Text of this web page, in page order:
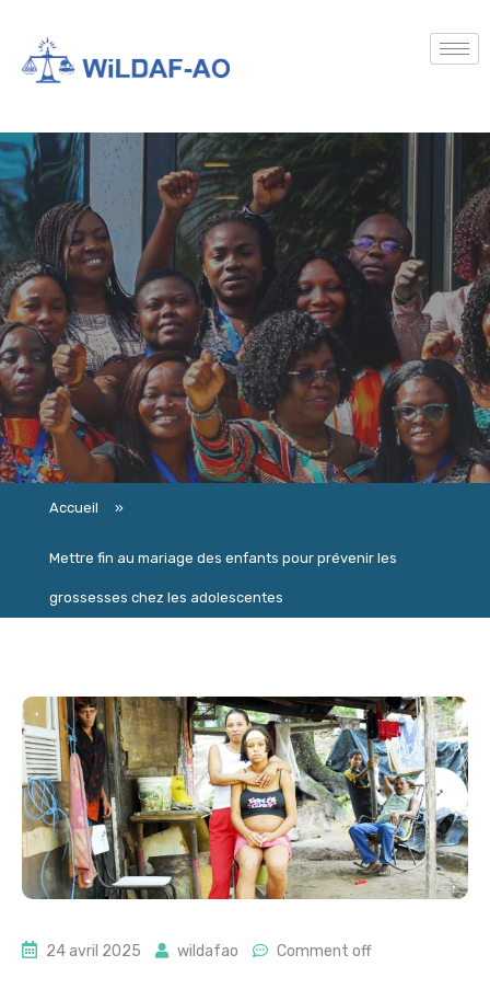
Accueil »
Mettre fin au mariage des enfants pour prévenir les
grossesses chez les adolescentes
24 avril 2025 wildafao Comment off